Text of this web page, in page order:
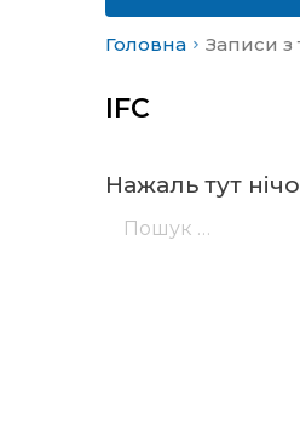
Головна Записи з
IFC
Нажаль тут